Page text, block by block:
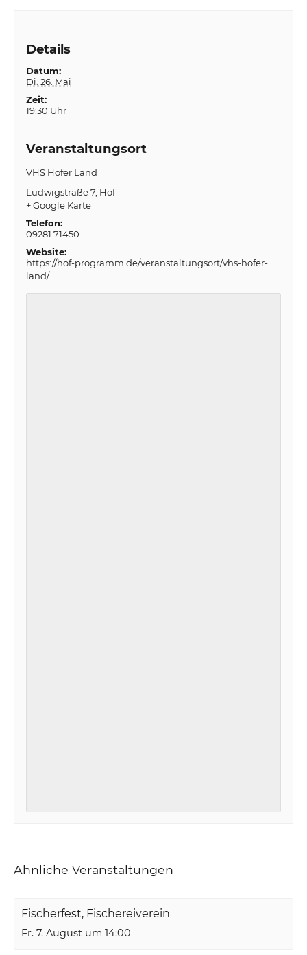
Details
Datum:
Di. 26. Mai
Zeit:
19:30 Uhr
Veranstaltungsort
VHS Hofer Land
Ludwigstraße 7 Hof
+ Google Karte
Telefon:
09281 71450
Website:
https://hof-programm.de/veranstaltungsort/vhs-hofer-
land/
Ähnliche Veranstaltungen
Fischerfest, Fischereiverein
Fr. 7. August um 14:00